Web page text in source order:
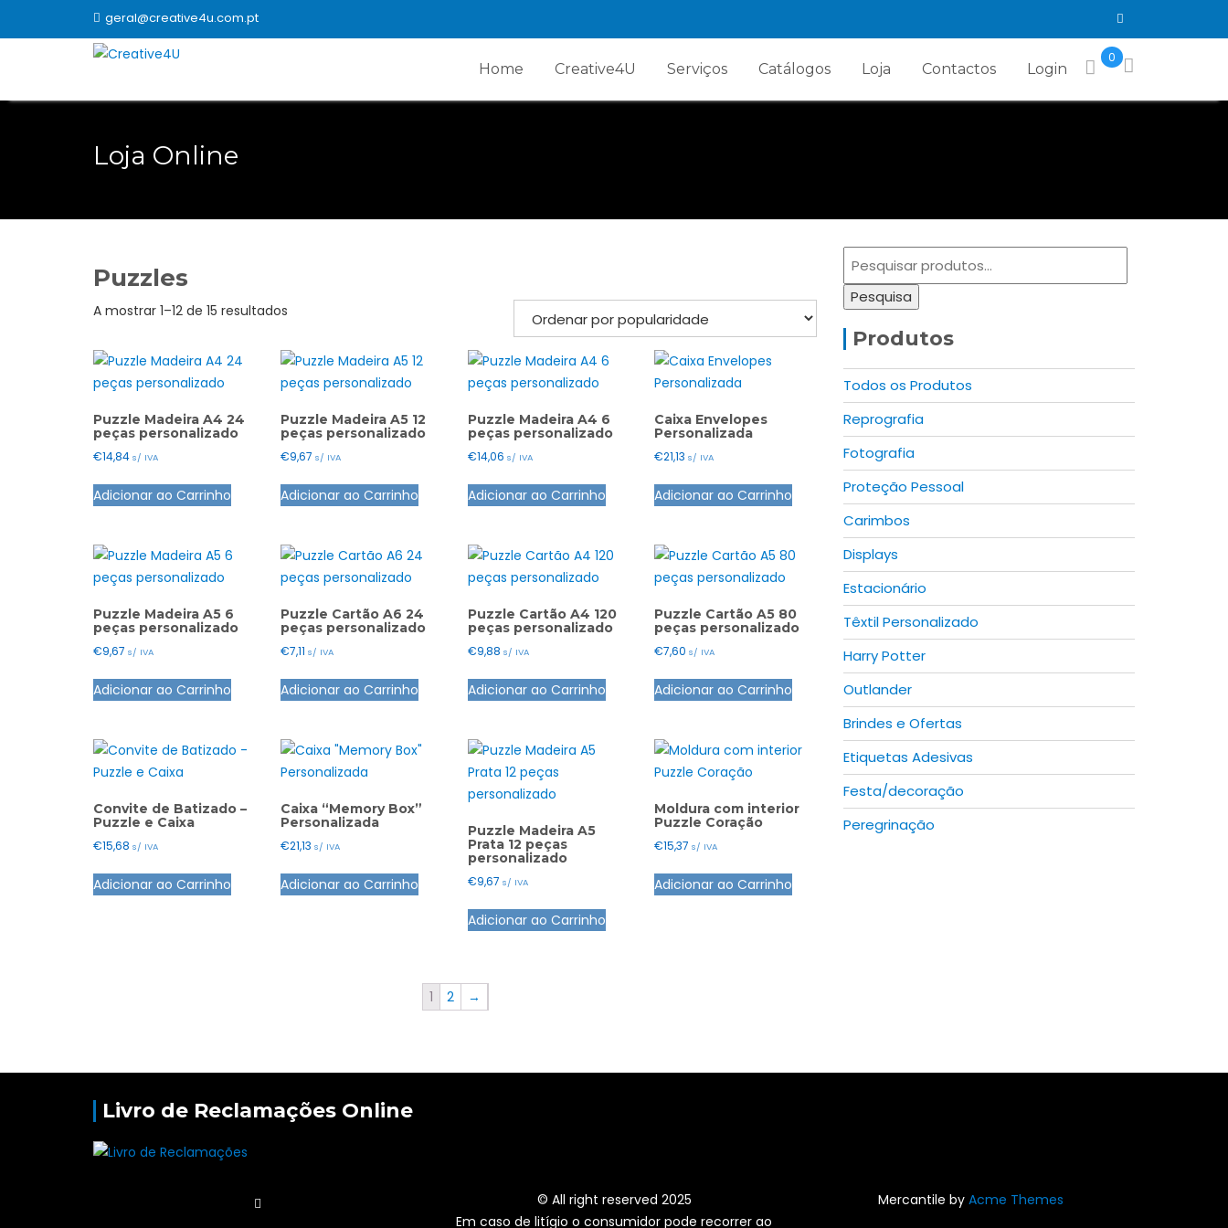
geral@creative4u.com.pt
0
Home Creative4U Serviços Catálogos Loja Contactos Login
Loja Online
Puzzles
A mostrar 1–12 de 15 resultados
popularidade
Puzzle Madeira A4 24
peças personalizado
€14,84 s/ IVA
Adicionar ao Carrinho
Puzzle Madeira A5 12
peças personalizado
€9,67 s/ IVA
Adicionar ao Carrinho
Puzzle Madeira A4 6
peças personalizado
€14,06 s/ IVA
Adicionar ao Carrinho
Caixa Envelopes
Personalizada
€21,13 s/ IVA
Adicionar ao Carrinho
Puzzle Madeira A5 6
peças personalizado
€9,67 s/ IVA
Adicionar ao Carrinho
Puzzle Cartão A6 24
peças personalizado
€7,11 s/ IVA
Adicionar ao Carrinho
Puzzle Cartão A4 120
peças personalizado
€9,88 s/ IVA
Adicionar ao Carrinho
Puzzle Cartão A5 80
peças personalizado
€7,60 s/ IVA
Adicionar ao Carrinho
Convite de Batizado –
Puzzle e Caixa
€15,68 s/ IVA
Adicionar ao Carrinho
Caixa “Memory Box”
Personalizada
€21,13 s/ IVA
Adicionar ao Carrinho
Puzzle Madeira A5
Prata 12 peças
personalizado
€9,67 s/ IVA
Adicionar ao Carrinho
Moldura com interior
Puzzle Coração
€15,37 s/ IVA
Adicionar ao Carrinho
1 2 →
Pesquisar
por:
Pesquisa
Produtos
Todos os Produtos
Reprografia
Fotografia
Proteção Pessoal
Carimbos
Displays
Estacionário
Têxtil Personalizado
Harry Potter
Outlander
Brindes e Ofertas
Etiquetas Adesivas
Festa/decoração
Peregrinação
Livro de Reclamações Online
© All right reserved 2025
Em caso de litígio o consumidor pode recorrer ao
Mercantile by Acme Themes